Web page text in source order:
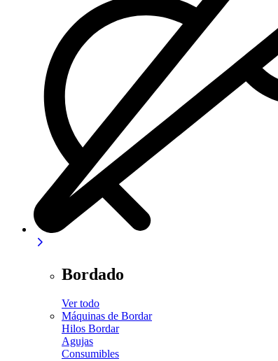
Bordado
Ver todo
Máquinas de Bordar
Hilos Bordar
Agujas
Consumibles